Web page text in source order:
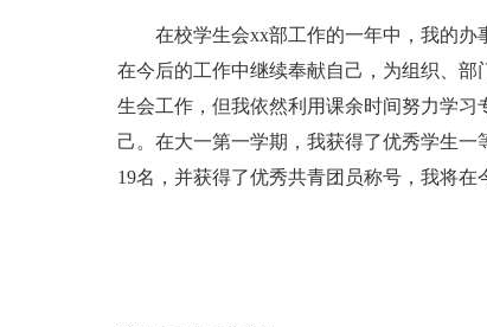
在校学生会xx部工作的一年中，我的
在今后的工作中继续奉献自己，为组织、
生会工作，但我依然利用课余时间努力学
己。在大一第一学期，我获得了优秀学生
19名，并获得了优秀共青团员称号，我将在